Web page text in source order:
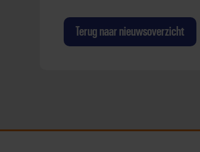
Terug naar nieuwsoverzicht